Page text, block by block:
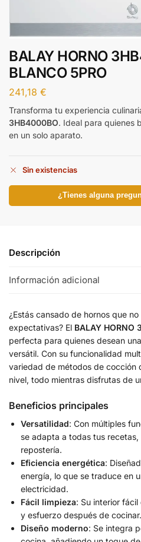
BALAY HORNO
BLANCO 5PRO
241,18 €
Transforma tu experiencia
3HB4000BO. Ideal para quienes
en un solo aparato.
Sin existencias
¿Tienes alguna
Descripción
Información adicional
¿Estás cansado de hornos que
expectativas? El BALAY HORNO
perfecta para quienes desean
versátil. Con su funcionalidad
variedad de métodos de cocción
nivel, todo mientras disfrutas de
Beneficios principales
Versatilidad: Con múltiples
se adapta a todas tus
repostería.
Eficiencia energética:
energía, lo que se traduce en
electricidad.
Fácil limpieza: Su interior
y esfuerzo después de cocinar.
Diseño moderno: Se integra